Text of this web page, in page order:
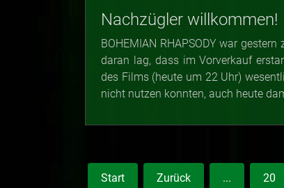
Nachzügler willkommen!
BOHEMIAN RHAPSODY war
daran lag, dass im Vorverkauf
des Films (heute um 22 Uhr)
nicht nutzen konnten, auch heute
Start Zurück ... 20